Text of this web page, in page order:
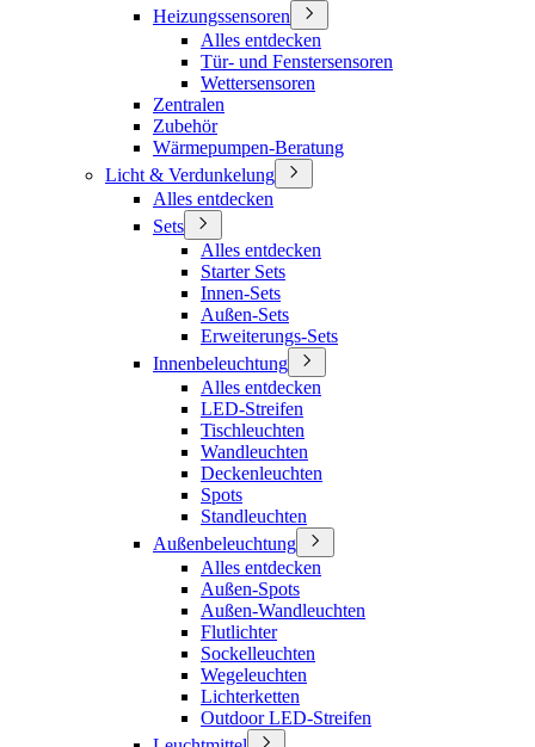
Heizungssensoren
Alles entdecken
Tür- und Fenstersensoren
Wettersensoren
Zentralen
Zubehör
Wärmepumpen-Beratung
Licht & Verdunkelung
Alles entdecken
Sets
Alles entdecken
Starter Sets
Innen-Sets
Außen-Sets
Erweiterungs-Sets
Innenbeleuchtung
Alles entdecken
LED-Streifen
Tischleuchten
Wandleuchten
Deckenleuchten
Spots
Standleuchten
Außenbeleuchtung
Alles entdecken
Außen-Spots
Außen-Wandleuchten
Flutlichter
Sockelleuchten
Wegeleuchten
Lichterketten
Outdoor LED-Streifen